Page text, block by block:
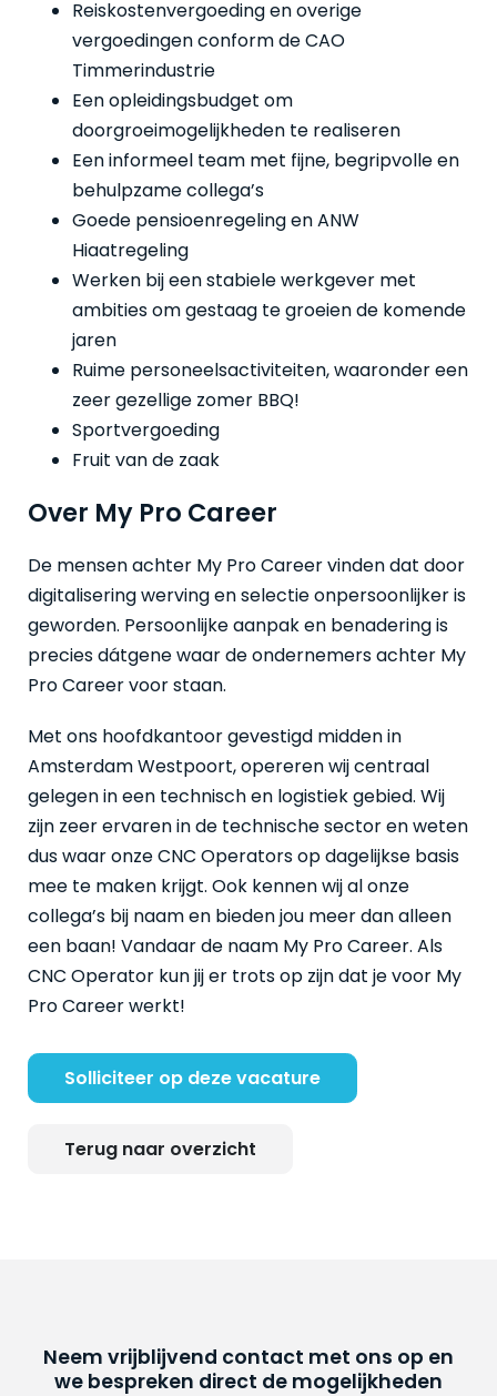
Reiskostenvergoeding en overige
vergoedingen conform de CAO
Timmerindustrie
Een opleidingsbudget om
doorgroeimogelijkheden te realiseren
Een informeel team met fijne, begripvolle en
behulpzame collega’s
Goede pensioenregeling en ANW
Hiaatregeling
Werken bij een stabiele werkgever met
ambities om gestaag te groeien de komende
jaren
Ruime personeelsactiviteiten, waaronder een
zeer gezellige zomer BBQ!
Sportvergoeding
Fruit van de zaak
Over My Pro Career
De mensen achter My Pro Career vinden dat door
digitalisering werving en selectie onpersoonlijker is
geworden. Persoonlijke aanpak en benadering is
precies dátgene waar de ondernemers achter My
Pro Career voor staan.
Met ons hoofdkantoor gevestigd midden in
Amsterdam Westpoort, opereren wij centraal
gelegen in een technisch en logistiek gebied. Wij
zijn zeer ervaren in de technische sector en weten
dus waar onze CNC Operators op dagelijkse basis
mee te maken krijgt. Ook kennen wij al onze
collega’s bij naam en bieden jou meer dan alleen
een baan! Vandaar de naam My Pro Career. Als
CNC Operator kun jij er trots op zijn dat je voor My
Pro Career werkt!
Solliciteer op deze vacature
Terug naar overzicht
Neem vrijblijvend contact met ons op en
we bespreken direct de mogelijkheden